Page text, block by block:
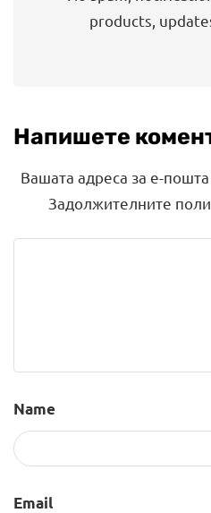
products,
Напишете
Вашата адреса за е-
Задолжителните
Name
Email